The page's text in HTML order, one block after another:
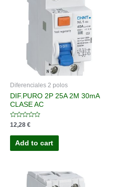
Diferenciales 2 polos
DIF.PURO 2P 25A 2M 30mA
CLASE AC
Rated
0
out
12,28 €
Add to cart